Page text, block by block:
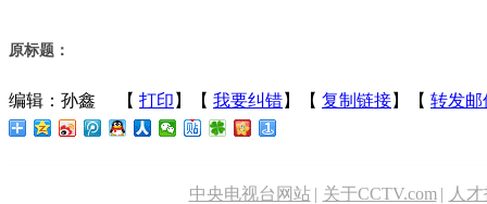
原标题：
编辑：孙鑫 【 打印 】【 我要纠错】【 复制链接】【 转发邮
中央电视台网站 | 关于CCTV.com | 人